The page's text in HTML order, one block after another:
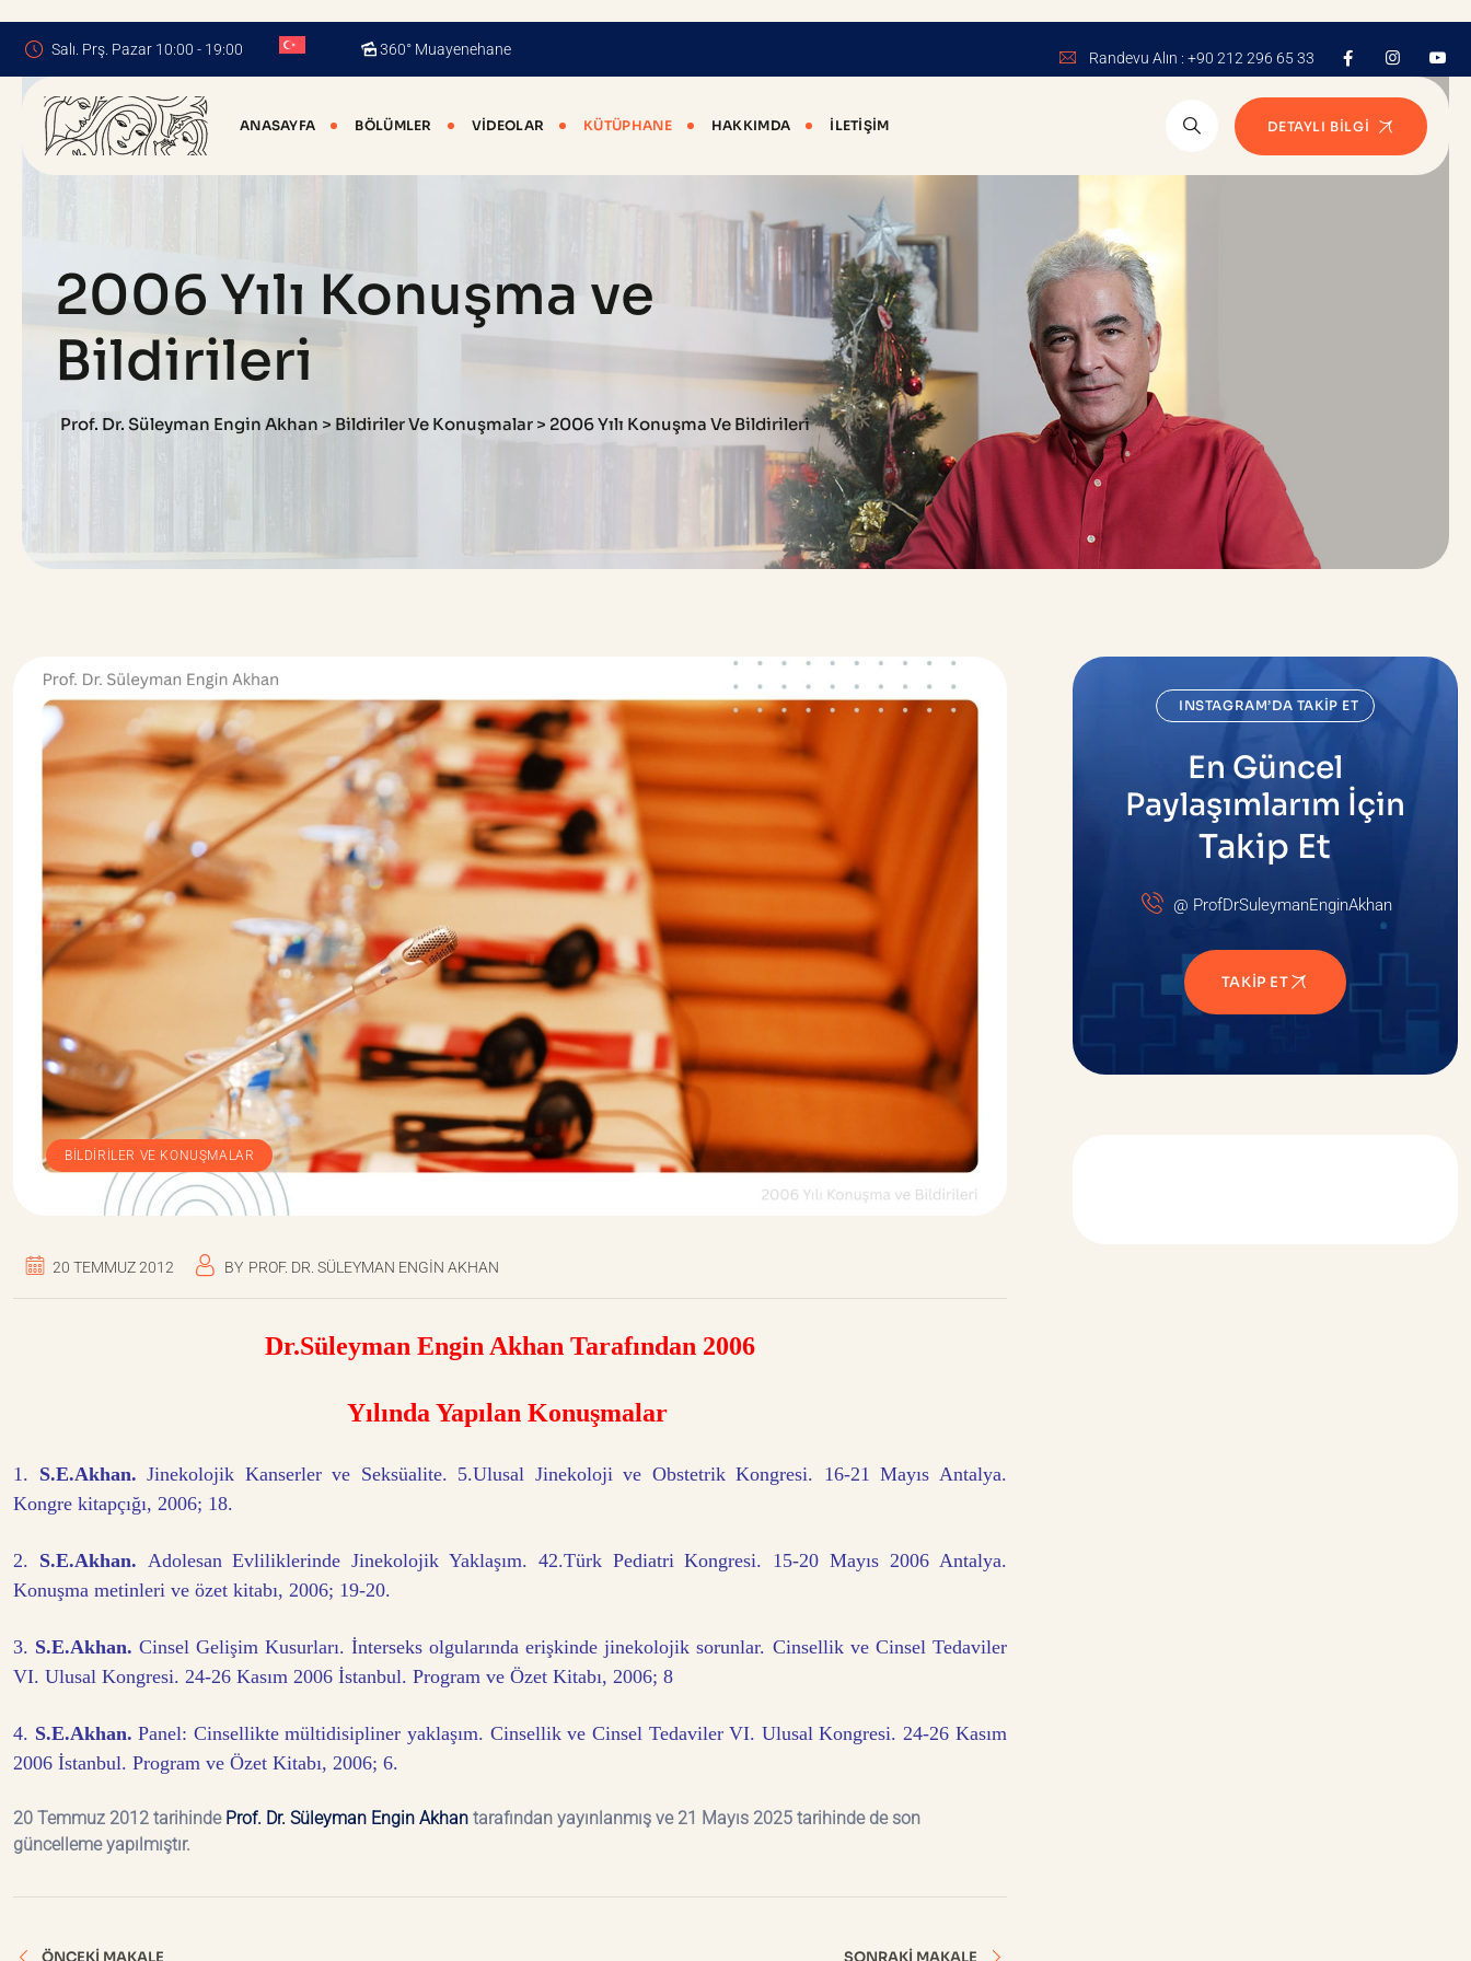
content
Salı. Prş. Pazar 10:00 - 19:00 360° Muayenehane Randevu Alın : +90 212 296 65 33
ANASAYFA BÖLÜMLER VIDEOLAR KÜTÜPHANE HAKKIMDA İLETIŞIM DETAYLI BILGI
2006 Yılı Konuşma ve
Bildirileri
Prof. Dr. Süleyman Engin Akhan > Bildiriler Ve Konuşmalar > 2006 Yılı Konuşma Ve Bildirileri
BILDIRILER VE KONUŞMALAR
20 TEMMUZ 2012 BY PROF. DR. SÜLEYMAN ENGIN AKHAN
Dr.Süleyman Engin Akhan Tarafından 2006
Yılında Yapılan Konuşmalar
1. S.E.Akhan. Jinekolojik Kanserler ve Seksüalite. 5.Ulusal Jinekoloji ve Obstetrik Kongresi. 16-21 Mayıs Antalya.
Kongre kitapçığı, 2006; 18.
2. S.E.Akhan. Adolesan Evliliklerinde Jinekolojik Yaklaşım. 42.Türk Pediatri Kongresi. 15-20 Mayıs 2006 Antalya.
Konuşma metinleri ve özet kitabı, 2006; 19-20.
3. S.E.Akhan. Cinsel Gelişim Kusurları. İnterseks olgularında erişkinde jinekolojik sorunlar. Cinsellik ve Cinsel Tedaviler
VI. Ulusal Kongresi. 24-26 Kasım 2006 İstanbul. Program ve Özet Kitabı, 2006; 8
4. S.E.Akhan. Panel: Cinsellikte mültidisipliner yaklaşım. Cinsellik ve Cinsel Tedaviler VI. Ulusal Kongresi. 24-26 Kasım
2006 İstanbul. Program ve Özet Kitabı, 2006; 6.
20 Temmuz 2012 tarihinde Prof. Dr. Süleyman Engin Akhan tarafından yayınlanmış ve 21 Mayıs 2025 tarihinde de son
güncelleme yapılmıştır.
ÖNCEKI MAKALE SONRAKI MAKALE
INSTAGRAM’DA TAKIP ET
En Güncel
Paylaşımlarım İçin
Takip Et
@ ProfDrSuleymanEnginAkhan
TAKIP ET